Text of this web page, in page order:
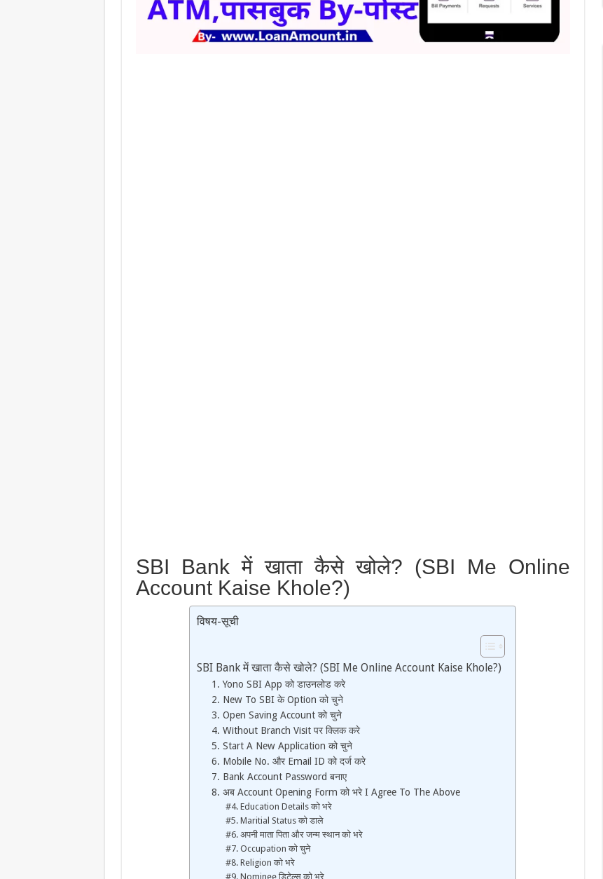
SBI Bank में खाता कैसे खोले? (SBI Me Online
Account Kaise Khole?)
विषय-सूची
SBI Bank में खाता कैसे खोले? (SBI Me Online Account Kaise Khole?)
1. Yono SBI App को डाउनलोड करे
2. New To SBI के Option को चुने
3. Open Saving Account को चुने
4. Without Branch Visit पर क्लिक करे
5. Start A New Application को चुने
6. Mobile No. और Email ID को दर्ज करे
7. Bank Account Password बनाए
8. अब Account Opening Form को भरे I Agree To The Above
#4. Education Details को भरे
#5. Maritial Status को डाले
#6. अपनी माता पिता और जन्म स्थान को भरे
#7. Occupation को चुने
#8. Religion को भरे
#9. Nominee डिटेल्स को भरे